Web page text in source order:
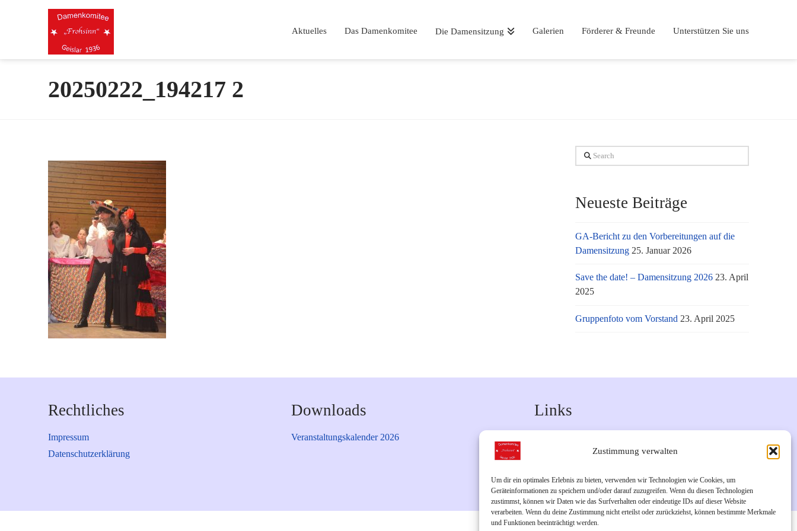
Zustimmung verwalten
Um dir ein optimales Erlebnis zu bieten, verwenden wir Technologien wie Cookies, um
Geräteinformationen zu speichern und/oder darauf zuzugreifen. Wenn du diesen Technologien
zustimmst, können wir Daten wie das Surfverhalten oder eindeutige IDs auf dieser Website
verarbeiten. Wenn du deine Zustimmung nicht erteilst oder zurückziehst, können bestimmte Merkmale
und Funktionen beeinträchtigt werden.
Aktuelles Das Damenkomitee Die Damensitzung Galerien Förderer & Freunde Unterstützen Sie uns
20250222_194217 2
Search
Neueste Beiträge
GA-Bericht zu den Vorbereitungen auf die
Damensitzung 25. Januar 2026
Save the date! – Damensitzung 2026 23. April
2025
Gruppenfoto vom Vorstand 23. April 2025
Rechtliches
Impressum
Datenschutzerklärung
Downloads
Veranstaltungskalender 2026
Links
Unsere Instagram-Seite